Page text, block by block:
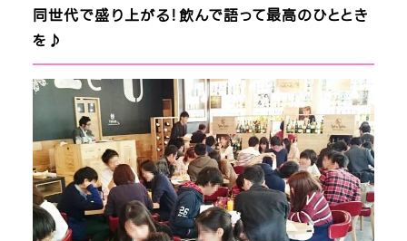
同世代で盛り上がる！飲んで語って最高のひととき
を♪